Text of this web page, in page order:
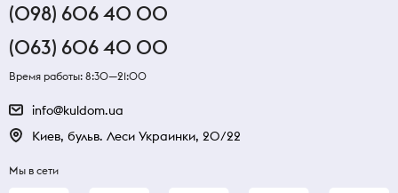
(098) 606 40 00
(063) 606 40 00
Время работы: 8:30—21:00
info@kuldom.ua
Киев, бульв. Леси Украинки, 20/22
Мы в сети